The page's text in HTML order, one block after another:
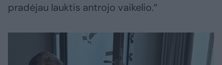
pradėjau lauktis antrojo vaikelio.“